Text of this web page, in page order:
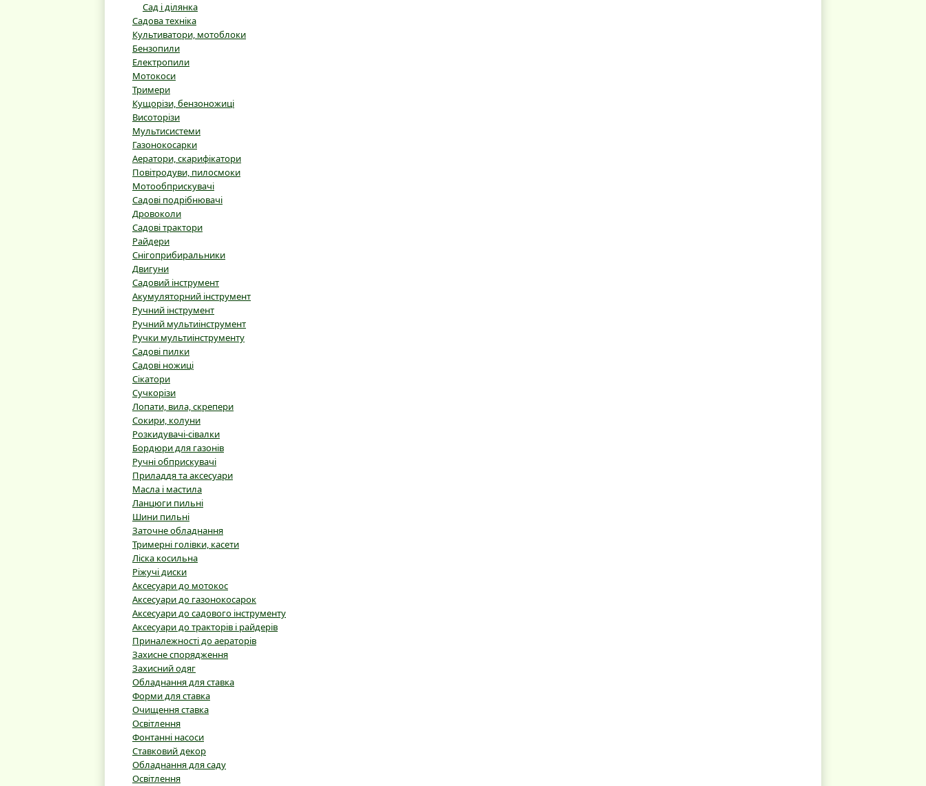
Сад і ділянка
Садова техніка
Культиватори, мотоблоки
Бензопили
Електропили
Мотокоси
Тримери
Кущорізи, бензоножиці
Висоторізи
Мультисистеми
Газонокосарки
Аератори, скарифікатори
Повітродуви, пилосмоки
Мотообприскувачі
Садові подрібнювачі
Дровоколи
Садові трактори
Райдери
Снігоприбиральники
Двигуни
Садовий інструмент
Акумуляторний інструмент
Ручний інструмент
Ручний мультиінструмент
Ручки мультиінструменту
Садові пилки
Садові ножиці
Сікатори
Сучкорізи
Лопати, вила, скрепери
Сокири, колуни
Розкидувачі-сівалки
Бордюри для газонів
Ручні обприскувачі
Приладдя та аксесуари
Масла і мастила
Ланцюги пильні
Шини пильні
Заточне обладнання
Тримерні голівки, касети
Ліска косильна
Ріжучі диски
Аксесуари до мотокос
Аксесуари до газонокосарок
Аксесуари до садового інструменту
Аксесуари до тракторів і райдерів
Приналежності до аераторів
Захисне спорядження
Захисний одяг
Обладнання для ставка
Форми для ставка
Очищення ставка
Освітлення
Фонтанні насоси
Ставковий декор
Обладнання для саду
Освітлення